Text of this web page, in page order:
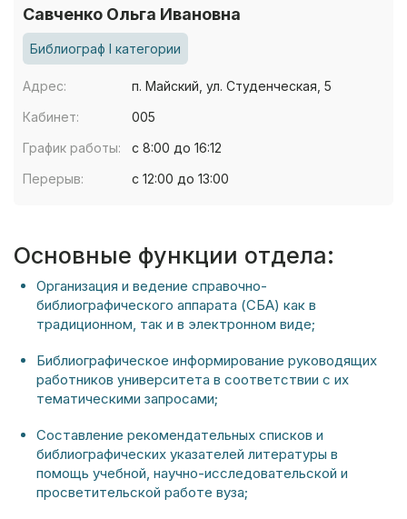
Савченко Ольга Ивановна
Библиограф I категории
Адрес:
п. Майский, ул. Студенческая, 5
Кабинет:
005
График работы:
с 8:00 до 16:12
Перерыв:
с 12:00 до 13:00
Основные функции отдела:
Организация и ведение справочно-
библиографического аппарата (СБА) как в
традиционном, так и в электронном виде;
Библиографическое информирование руководящих
работников университета в соответствии с их
тематическими запросами;
Составление рекомендательных списков и
библиографических указателей литературы в
помощь учебной, научно-исследовательской и
просветительской работе вуза;